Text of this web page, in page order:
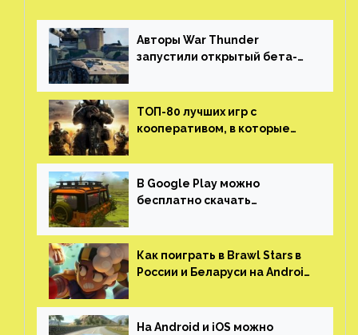
Авторы War Thunder
запустили открытый бета-
трейлер и скриншоты
ТОП-80 лучших игр с
кооперативом, в которые
(никаких MMO)
В Google Play можно
бесплатно скачать
открытым миром, прокачкой,
гонками и тюнингом машины
Как поиграть в Brawl Stars в
России и Беларуси на Android
На Android и iOS можно